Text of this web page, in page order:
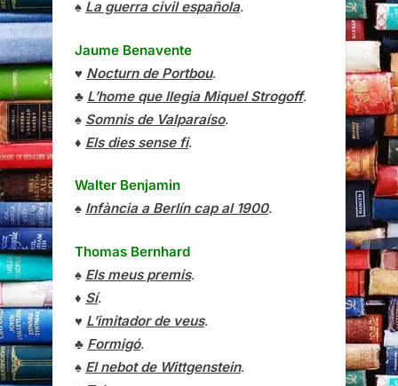
♠ La guerra civil española.
Jaume Benavente
♥ Nocturn de Portbou.
♣ L’home que llegia Miquel Strogoff.
♠ Somnis de Valparaíso.
♦ Els dies sense fi.
Walter Benjamin
♠ Infància a Berlín cap al 1900.
Thomas Bernhard
♠ Els meus premis.
♦ Sí.
♥ L’imitador de veus.
♣ Formigó.
♠ El nebot de Wittgenstein.